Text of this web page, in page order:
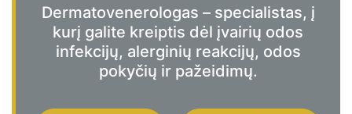
Dermatovenerologas – specialistas, į
kurį galite kreiptis dėl įvairių odos
infekcijų, alerginių reakcijų, odos
pokyčių ir pažeidimų.